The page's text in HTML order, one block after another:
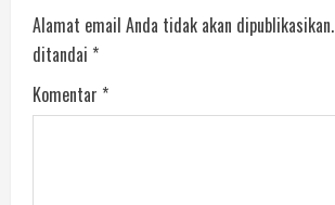
Alamat email Anda tidak akan dipublikasikan.
ditandai *
Komentar *